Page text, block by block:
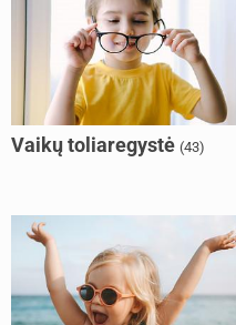
Vaikų toliaregystė (43)